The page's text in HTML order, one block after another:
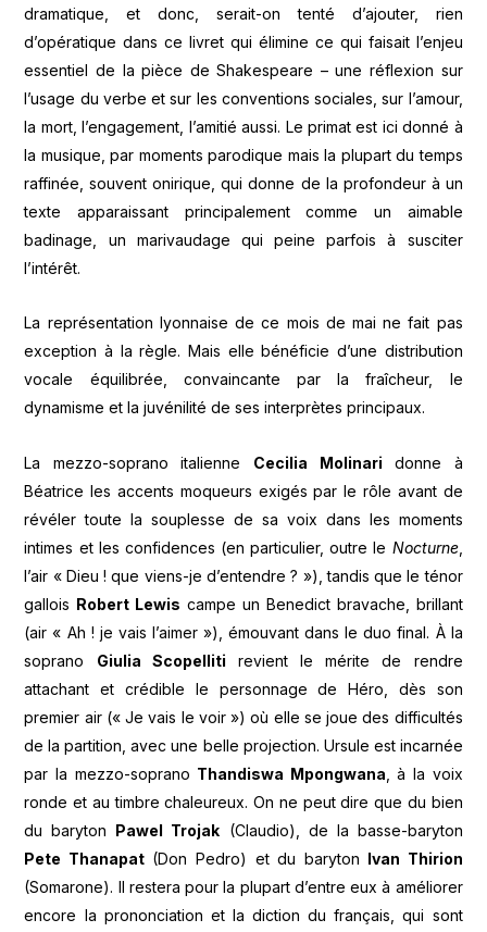
dramatique, et donc, serait-on tenté d’ajouter, rien
d’opératique dans ce livret qui élimine ce qui faisait l’enjeu
essentiel de la pièce de Shakespeare – une réflexion sur
l’usage du verbe et sur les conventions sociales, sur l’amour,
la mort, l’engagement, l’amitié aussi. Le primat est ici donné à
la musique, par moments parodique mais la plupart du temps
raffinée, souvent onirique, qui donne de la profondeur à un
texte apparaissant principalement comme un aimable
badinage, un marivaudage qui peine parfois à susciter
l’intérêt.
La représentation lyonnaise de ce mois de mai ne fait pas
exception à la règle. Mais elle bénéficie d’une distribution
vocale équilibrée, convaincante par la fraîcheur, le
dynamisme et la juvénilité de ses interprètes principaux.
La mezzo-soprano italienne Cecilia Molinari donne à
Béatrice les accents moqueurs exigés par le rôle avant de
révéler toute la souplesse de sa voix dans les moments
intimes et les confidences (en particulier, outre le Nocturne,
l’air « Dieu ! que viens-je d’entendre ? »), tandis que le ténor
gallois Robert Lewis campe un Benedict bravache, brillant
(air « Ah ! je vais l’aimer »), émouvant dans le duo final. À la
soprano Giulia Scopelliti revient le mérite de rendre
attachant et crédible le personnage de Héro, dès son
premier air (« Je vais le voir ») où elle se joue des difficultés
de la partition, avec une belle projection. Ursule est incarnée
par la mezzo-soprano Thandiswa Mpongwana , à la voix
ronde et au timbre chaleureux. On ne peut dire que du bien
du baryton Pawel Trojak (Claudio), de la basse-baryton
Pete Thanapat(Don Pedro) et du baryton Ivan Thirion
(Somarone). Il restera pour la plupart d’entre eux à améliorer
encore la prononciation et la diction du français, qui sont